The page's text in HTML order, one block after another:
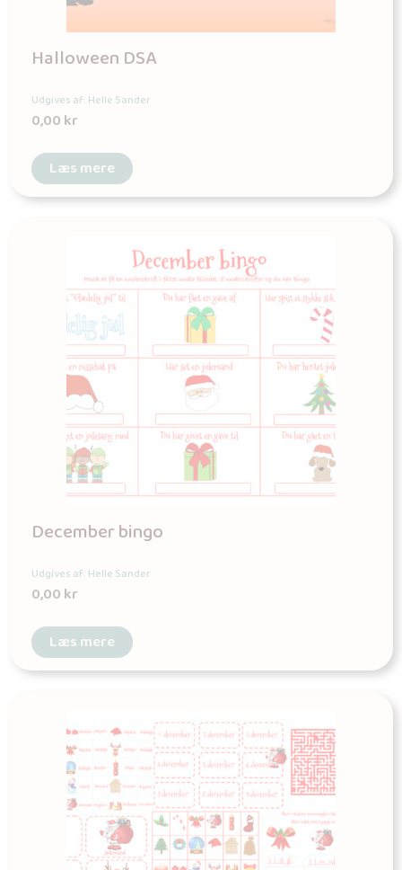
Halloween DSA
Udgives af: Helle Sander
0,00kr
Læs mere
December bingo
Udgives af: Helle Sander
0,00kr
Læs mere